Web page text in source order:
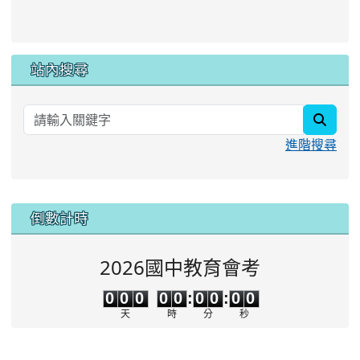
站內搜尋
進階搜尋
::: 倒數計時
2026國中教育會考
0 0 0
天
0
0
0
0
時
:
0
0
0
0
分
:
0
0
0
0
秒